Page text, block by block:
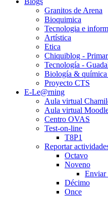
Granitos de Arena
Bioquimica
Tecnologia e
Artística
Etica
Chiquiblog -
Tecnología -
Biología & química
Proyecto CTS
E-Le@rning
Aula virtual
Aula virtual
Centro OVAS
Test-on-line
T8P1
Reportar
Octavo
Noveno
Enviar
Décimo
Once